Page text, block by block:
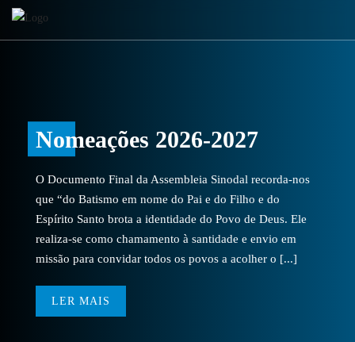
Nomeações 2026-2027
O Documento Final da Assembleia Sinodal recorda-nos
que “do Batismo em nome do Pai e do Filho e do
Espírito Santo brota a identidade do Povo de Deus. Ele
realiza-se como chamamento à santidade e envio em
missão para convidar todos os povos a acolher o [...]
LER MAIS